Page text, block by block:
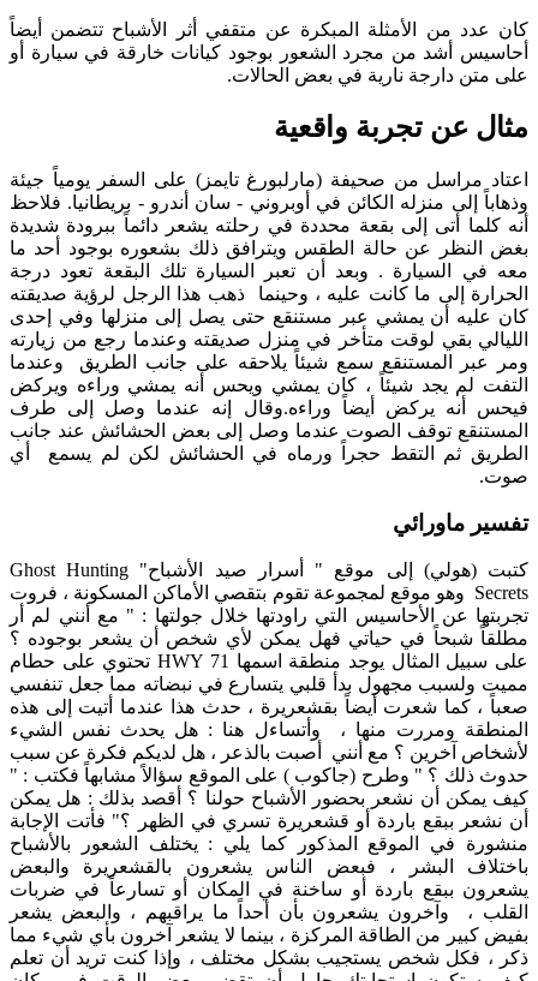
كان عدد من الأمثلة المبكرة عن متقفي أثر الأشباح تتضمن أيضاً
أحاسيس أشد من مجرد الشعور بوجود كيانات خارقة في سيارة أو
على متن دارجة نارية في بعض الحالات.
مثال عن تجربة واقعية
اعتاد مراسل من صحيفة (مارلبورغ تايمز) على السفر يومياً جيئة
وذهاباً إلى منزله الكائن في أوبروني - سان أندرو - بريطانيا. فلاحظ
أنه كلما أتى إلى بقعة محددة في رحلته يشعر دائماً ببرودة شديدة
بغض النظر عن حالة الطقس ويترافق ذلك بشعوره بوجود أحد ما
معه في السيارة . وبعد أن تعبر السيارة تلك البقعة تعود درجة
الحرارة إلى ما كانت عليه ، وحينما ذهب هذا الرجل لرؤية صديقته
كان عليه أن يمشي عبر مستنقع حتى يصل إلى منزلها وفي إحدى
الليالي بقي لوقت متأخر في منزل صديقته وعندما رجع من زيارته
ومر عبر المستنقع سمع شيئاً يلاحقه على جانب الطريق وعندما
التفت لم يجد شيئاً ، كان يمشي ويحس أنه يمشي وراءه ويركض
فيحس أنه يركض أيضاً وراءه.وقال إنه عندما وصل إلى طرف
المستنقع توقف الصوت عندما وصل إلى بعض الحشائش عند جانب
الطريق ثم التقط حجراً ورماه في الحشائش لكن لم يسمع أي
صوت.
تفسير ماورائي
كتبت (هولي) إلى موقع " أسرار صيد الأشباح" Ghost Hunting
Secrets وهو موقع لمجموعة تقوم بتقصي الأماكن المسكونة ، فروت
تجربتها عن الأحاسيس التي راودتها خلال جولتها : " مع أنني لم أر
مطلقاً شبحاً في حياتي فهل يمكن لأي شخص أن يشعر بوجوده ؟
على سبيل المثال يوجد منطقة اسمها HWY 71 تحتوي على حطام
مميت ولسبب مجهول بدأ قلبي يتسارع في نبضاته مما جعل تنفسي
صعباً ، كما شعرت أيضاً بقشعريرة ، حدث هذا عندما أتيت إلى هذه
المنطقة ومررت منها ، وأتساءل هنا : هل يحدث نفس الشيء
لأشخاص آخرين ؟ مع أنني أصبت بالذعر ، هل لديكم فكرة عن سبب
حدوث ذلك ؟ " وطرح (جاكوب ) على الموقع سؤالاً مشابهاً فكتب : "
كيف يمكن أن نشعر بحضور الأشباح حولنا ؟ أقصد بذلك : هل يمكن
أن نشعر ببقع باردة أو قشعريرة تسري في الظهر ؟" فأتت الإجابة
منشورة في الموقع المذكور كما يلي : يختلف الشعور بالأشباح
باختلاف البشر ، فبعض الناس يشعرون بالقشعريرة والبعض
يشعرون ببقع باردة أو ساخنة في المكان أو تسارعاً في ضربات
القلب ، وآخرون يشعرون بأن أحداً ما يراقبهم ، والبعض يشعر
بفيض كبير من الطاقة المركزة ، بينما لا يشعر آخرون بأي شيء مما
ذكر ، فكل شخص يستجيب بشكل مختلف ، وإذا كنت تريد أن تعلم